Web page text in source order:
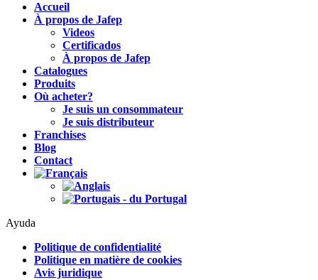
Accueil
À propos de Jafep
Videos
Certificados
À propos de Jafep
Catalogues
Produits
Où acheter?
Je suis un consommateur
Je suis distributeur
Franchises
Blog
Contact
Ayuda
Politique de confidentialité
Politique en matière de cookies
Avis juridique